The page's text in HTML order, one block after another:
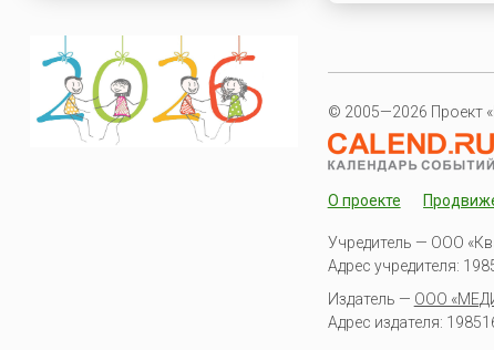
© 2005—2026 Проект
О проекте
Учредитель — ООО
Адрес учредителя:
Издатель — ООО
Адрес издателя: